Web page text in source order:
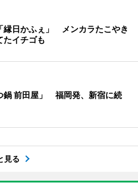
縁日かふぇ」 メンカラたこやき
たイチゴも
鍋 前田屋」 福岡発、新宿に続
見る